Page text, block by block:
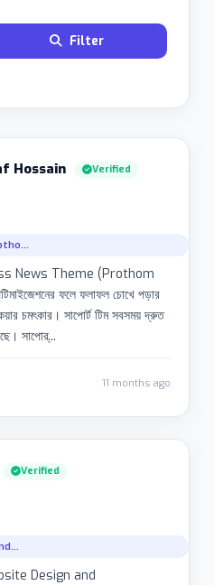
Filter
Hossain Verified
News Theme (Prothom
ফলে ফলাফল চোখে পড়ার
চমৎকার। সাপোর্ট টিম সবসময় দ্রুত
সাপোর্...
11 months ago
Verified
Design and